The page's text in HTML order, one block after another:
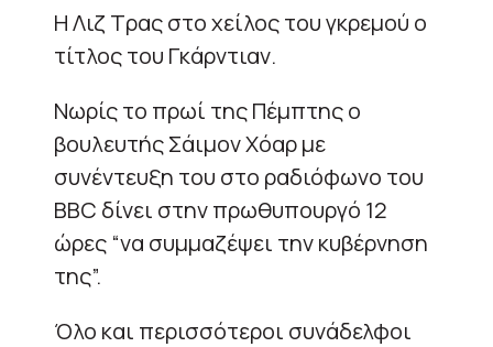
Η Λιζ Τρας στο χείλος του γκρεμού ο
τίτλος του Γκάρντιαν.
Νωρίς το πρωί της Πέμπτης ο
βουλευτής Σάιμον Χόαρ με
συνέντευξη του στο ραδιόφωνο του
BBC δίνει στην πρωθυπουργό 12
ώρες “να συμμαζέψει την κυβέρνηση
της”.
Όλο και περισσότεροι συνάδελφοι